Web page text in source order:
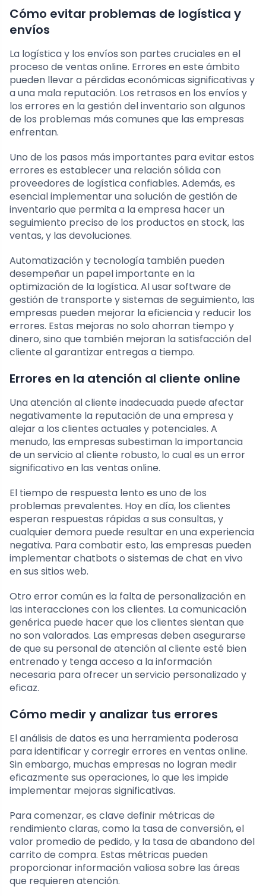
Cómo evitar problemas de logística y
envíos
La logística y los envíos son partes cruciales en el
proceso de ventas online. Errores en este ámbito
pueden llevar a pérdidas económicas significativas y
a una mala reputación. Los retrasos en los envíos y
los errores en la gestión del inventario son algunos
de los problemas más comunes que las empresas
enfrentan.
Uno de los pasos más importantes para evitar estos
errores es establecer una relación sólida con
proveedores de logística confiables. Además, es
esencial implementar una solución de gestión de
inventario que permita a la empresa hacer un
seguimiento preciso de los productos en stock, las
ventas, y las devoluciones.
Automatización y tecnología también pueden
desempeñar un papel importante en la
optimización de la logística. Al usar software de
gestión de transporte y sistemas de seguimiento, las
empresas pueden mejorar la eficiencia y reducir los
errores. Estas mejoras no solo ahorran tiempo y
dinero, sino que también mejoran la satisfacción del
cliente al garantizar entregas a tiempo.
Errores en la atención al cliente online
Una atención al cliente inadecuada puede afectar
negativamente la reputación de una empresa y
alejar a los clientes actuales y potenciales. A
menudo, las empresas subestiman la importancia
de un servicio al cliente robusto, lo cual es un error
significativo en las ventas online.
El tiempo de respuesta lento es uno de los
problemas prevalentes. Hoy en día, los clientes
esperan respuestas rápidas a sus consultas, y
cualquier demora puede resultar en una experiencia
negativa. Para combatir esto, las empresas pueden
implementar chatbots o sistemas de chat en vivo
en sus sitios web.
Otro error común es la falta de personalización en
las interacciones con los clientes. La comunicación
genérica puede hacer que los clientes sientan que
no son valorados. Las empresas deben asegurarse
de que su personal de atención al cliente esté bien
entrenado y tenga acceso a la información
necesaria para ofrecer un servicio personalizado y
eficaz.
Cómo medir y analizar tus errores
El análisis de datos es una herramienta poderosa
para identificar y corregir errores en ventas online.
Sin embargo, muchas empresas no logran medir
eficazmente sus operaciones, lo que les impide
implementar mejoras significativas.
Para comenzar, es clave definir métricas de
rendimiento claras, como la tasa de conversión, el
valor promedio de pedido, y la tasa de abandono del
carrito de compra. Estas métricas pueden
proporcionar información valiosa sobre las áreas
que requieren atención.